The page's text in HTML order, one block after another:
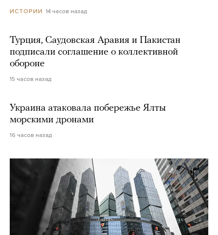
ИСТОРИИ 14 часов назад
Турция, Саудовская Аравия и Пакистан
подписали соглашение о коллективной
обороне
15 часов назад
Украина атаковала побережье Ялты
морскими дронами
16 часов назад